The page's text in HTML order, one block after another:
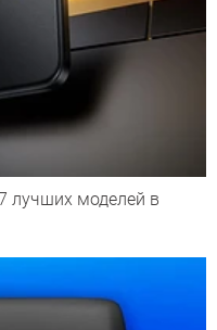
лучших моделей в